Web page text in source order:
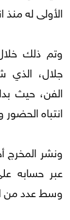
الأولى له منذ
وتم ذلك
جلال،
الفن، حيث
انتباه
ونشر المخرج
عبر حسابه
وسط عدد من